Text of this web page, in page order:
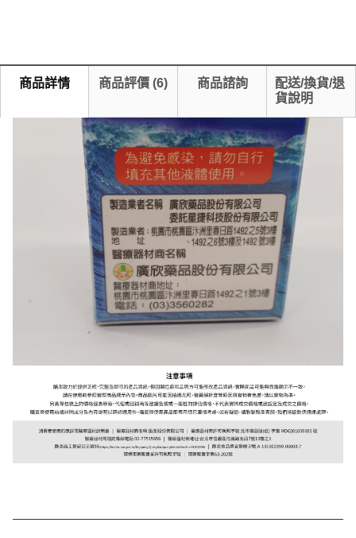
商品詳情 商品評價 (6) 商品諮詢
配送/換貨/退
貨說明